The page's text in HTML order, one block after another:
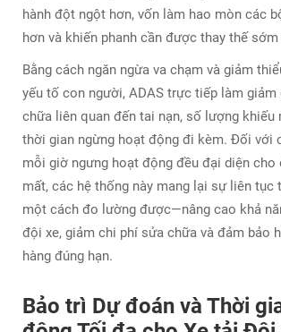
hành đột ngột hơn, vốn làm hao mòn các
hơn và khiến phanh cần được thay thế
Bằng cách ngăn ngừa va chạm và giảm
yếu tố con người, ADAS trực tiếp làm
chữa liên quan đến tai nạn, số lượng khiếu
thời gian ngừng hoạt động đi kèm. Đối với
mỗi giờ ngưng hoạt động đều đại diện cho
mất, các hệ thống này mang lại sự liên tục
một cách đo lường được—nâng cao khả
đội xe, giảm chi phí sửa chữa và đảm bảo
hàng đúng hạn.
Bảo trì Dự đoán và Thời